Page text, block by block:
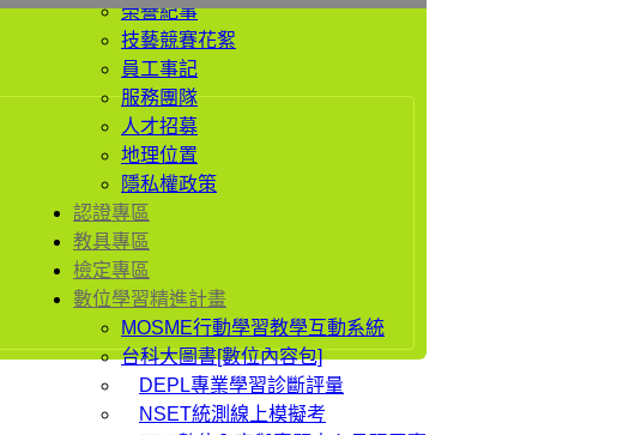
榮譽紀事
技藝競賽花絮
員工事記
服務團隊
人才招募
地理位置
隱私權政策
認證專區
教具專區
檢定專區
數位學習精進計畫
MOSME行動學習教學互動系統
台科大圖書[數位內容包]
DEPL專業學習診斷評量
NSET統測線上模擬考